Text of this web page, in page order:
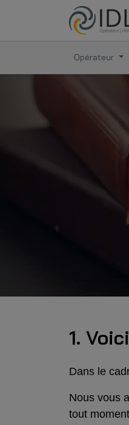
Opérateur
1.
Dans le
Nous vous
tout